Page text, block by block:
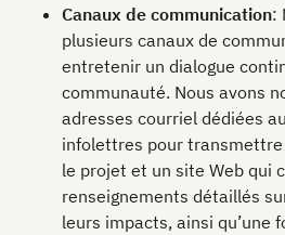
Canaux de communication:
plusieurs canaux de
entretenir un dialogue
communauté. Nous avons
adresses courriel dédiées
infolettres pour
le projet et un site Web qui
renseignements détaillés
leurs impacts, ainsi qu’une